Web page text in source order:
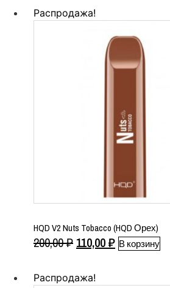
составляла
200,00 ₽.
Распродажа!
HQD V2 Nuts Tobacco (HQD Орех)
200,00₽ Первоначальная
составляла
110,00₽Текущая
В корзину
Распродажа!